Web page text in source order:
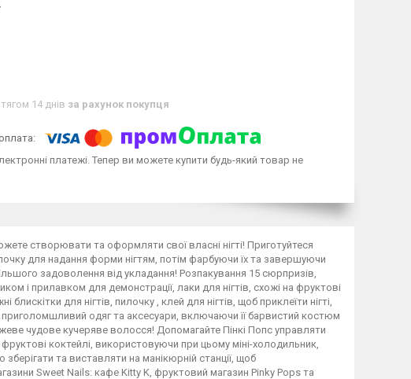
14 днів за рахунок покупця
платежі. Тепер ви можете купити будь-який товар не
створювати та оформляти свої власні нігті! Приготуйтеся
для надання форми нігтям, потім фарбуючи їх та завершуючи
задоволення від укладання! Розпакування 15 сюрпризів,
і прилавком для демонстрації, лаки для нігтів, схожі на фруктові
для нігтів, пилочку , клей для нігтів, щоб приклеїти нігті,
одяг та аксесуари, включаючи її барвистий костюм
чудове кучеряве волосся! Допомагайте Пінкі Попс управляти
коктейлі, використовуючи при цьому міні-холодильник,
та виставляти на манікюрній станції, щоб
Sweet Nails: кафе Kitty K, фруктовий магазин Pinky Pops та